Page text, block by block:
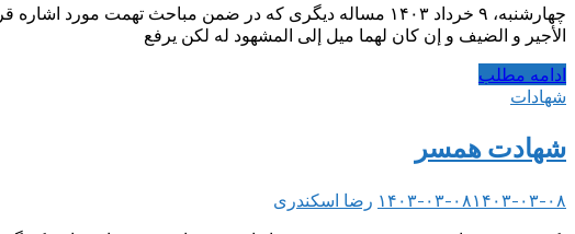
چهارشنبه، ۹ خرداد ۱۴۰۳ مساله دیگری که در ضمن مباحث
الأجير و الضيف‌ و إن كان لهما ميل إلى المشهود له لكن يرفع
ادامه مطلب
شهادات
شهادت همسر
۱۴۰۳-۰۳-۰۸۱۴۰۳-۰۳-۰۸
رضا اسکندری